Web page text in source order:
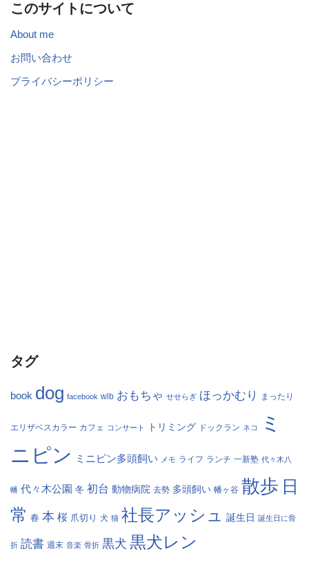
このサイトについて
About me
お問い合わせ
プライバシーポリシー
タグ
book dog facebook wlb おもちゃ せせらぎ ほっかむり まったり
エリザベスカラー カフェ コンサート トリミング ドックラン ネコ
ミ
ニピン
ミニピン多頭飼い メモ ライフ ランチ 一新塾 代々木八
幡 代々木公園 冬 初台 動物病院 去勢 多頭飼い 幡ヶ谷 散歩 日
常 春 本 桜 爪切り 犬 猫 社長アッシュ 誕生日 誕生日に骨
折 読書 週末 音楽 骨折 黒犬 黒犬レン